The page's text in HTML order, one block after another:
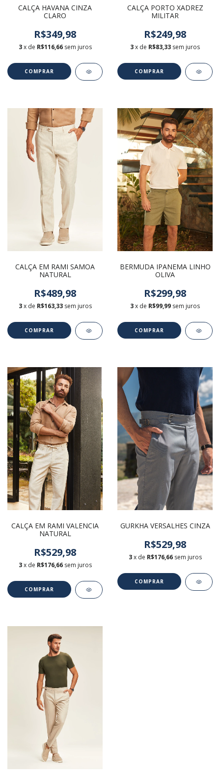
CALÇA HAVANA CINZA
CLARO
R$349,98
3 x de R$116,66 sem juros
COMPRAR
CALÇA PORTO XADREZ
MILITAR
R$249,98
3x de R$83,33 sem juros
COMPRAR
CALÇA EM RAMI SAMOA
NATURAL
R$489,98
3 x de R$163,33 sem juros
COMPRAR
BERMUDA IPANEMA LINHO
OLIVA
R$299,98
3x de R$99,99 sem juros
COMPRAR
CALÇA EM RAMI VALENCIA
NATURAL
R$529,98
3 x de R$176,66 sem juros
COMPRAR
GURKHA VERSALHES CINZA
R$529,98
3 x de R$176,66 sem juros
COMPRAR